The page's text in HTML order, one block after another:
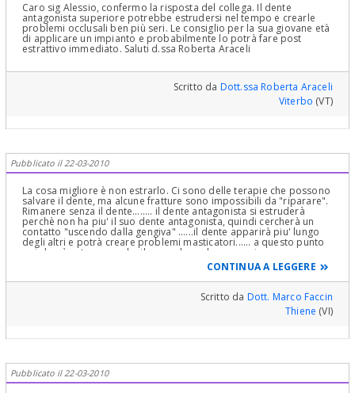
Caro sig Alessio, confermo la risposta del collega. Il dente
antagonista superiore potrebbe estrudersi nel tempo e crearle
problemi occlusali ben più seri. Le consiglio per la sua giovane età
di applicare un impianto e probabilmente lo potrà fare post
estrattivo immediato. Saluti d.ssa Roberta Araceli
Scritto da Dott.ssa Roberta Araceli
Viterbo (VT)
Pubblicato il 22-03-2010
La cosa migliore è non estrarlo. Ci sono delle terapie che possono
salvare il dente, ma alcune fratture sono impossibili da "riparare".
Rimanere senza il dente........ il dente antagonista si estruderà
perchè non ha piu' il suo dente antagonista, quindi cercherà un
contatto "uscendo dalla gengiva" ......il dente apparirà piu' lungo
degli altri e potrà creare problemi masticatori...... a questo punto
poi dovrà estrarre anche il secondo molare superiore...... una
scelta che deve prendere assieme al dentista.CONTINUA A LEGGERE
Scritto da Dott. Marco Faccin
Thiene (VI)
Pubblicato il 22-03-2010